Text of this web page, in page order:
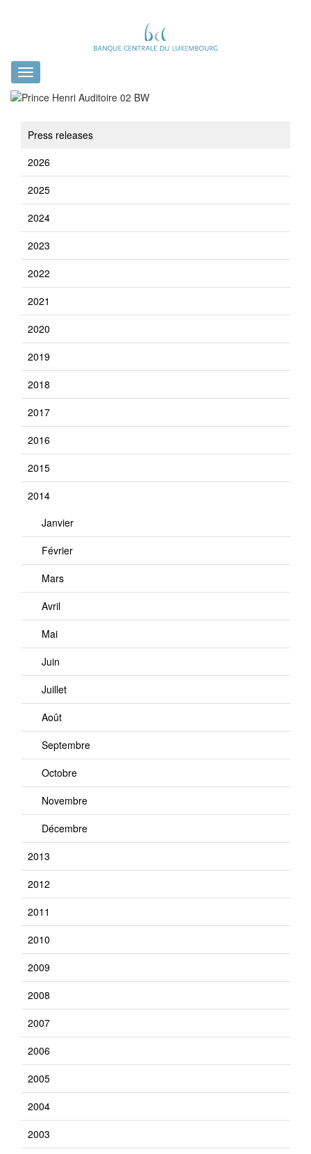
Toggle
navigation
Press releases
2026
2025
2024
2023
2022
2021
2020
2019
2018
2017
2016
2015
2014
Janvier
Février
Mars
Avril
Mai
Juin
Juillet
Août
Septembre
Octobre
Novembre
Décembre
2013
2012
2011
2010
2009
2008
2007
2006
2005
2004
2003